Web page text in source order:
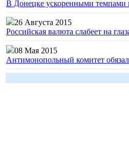
В Донецке ускоренными темпами
26 Августа 2015
Российская валюта слабеет на
08 Мая 2015
Антимонопольный комитет